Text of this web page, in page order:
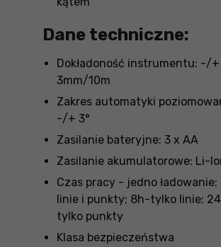
Dane techniczne:
Dokładoność instrumentu: -/+
3mm/10m
Zakres automatyki
-/+ 3°
Zasilanie bateryjne: 3 x AA
Zasilanie akumulatorowe: Li-
Czas pracy - jedno
linie i punkty; 8h-tylko linie;
tylko punkty
Klasa bezpieczeństwa